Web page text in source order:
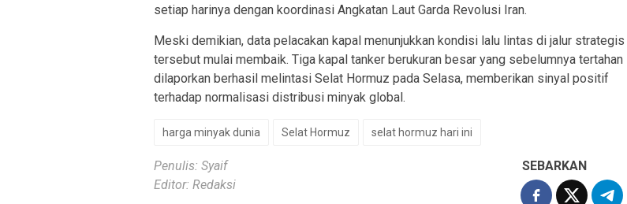
setiap harinya dengan koordinasi Angkatan Laut Garda Revolusi Iran.
Meski demikian, data pelacakan kapal menunjukkan kondisi lalu lintas di jalur strategis
tersebut mulai membaik. Tiga kapal tanker berukuran besar yang sebelumnya tertahan
dilaporkan berhasil melintasi Selat Hormuz pada Selasa, memberikan sinyal positif
terhadap normalisasi distribusi minyak global.
harga minyak dunia Selat Hormuz selat hormuz hari ini
Penulis: Syaif
Editor: Redaksi
SEBARKAN